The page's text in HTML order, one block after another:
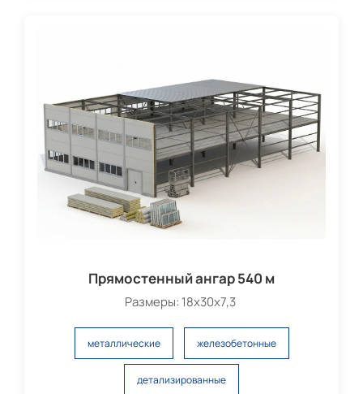
Прямостенный ангар 540 м
Размеры: 18х30х7,3
металлические железобетонные
детализированные